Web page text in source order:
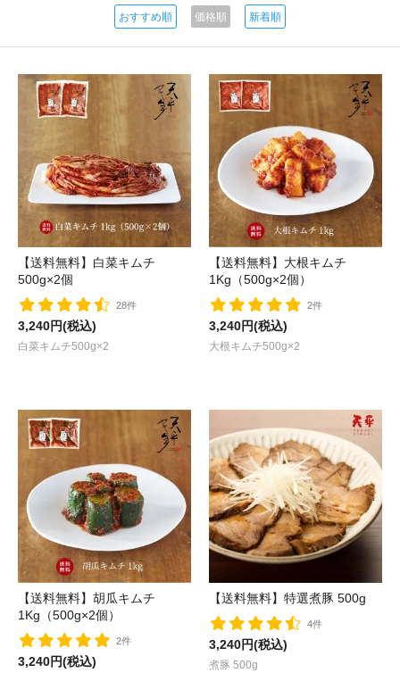
おすすめ順 価格順 新着順
【送料無料】白菜キムチ
500g×2個
28件
3,240円(税込)
白菜キムチ500g×2
【送料無料】大根キムチ
1Kg（500g×2個）
2件
3,240円(税込)
大根キムチ500g×2
【送料無料】胡瓜キムチ
1Kg（500g×2個）
2件
3,240円(税込)
【送料無料】特選煮豚 500g
4件
3,240円(税込)
煮豚 500g